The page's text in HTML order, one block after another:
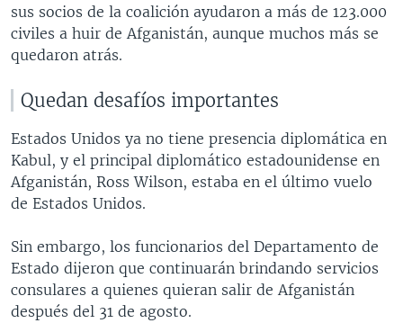
sus socios de la coalición ayudaron a más de 123.000
civiles a huir de Afganistán, aunque muchos más se
quedaron atrás.
Quedan desafíos importantes
Estados Unidos ya no tiene presencia diplomática en
Kabul, y el principal diplomático estadounidense en
Afganistán, Ross Wilson, estaba en el último vuelo
de Estados Unidos.
Sin embargo, los funcionarios del Departamento de
Estado dijeron que continuarán brindando servicios
consulares a quienes quieran salir de Afganistán
después del 31 de agosto.